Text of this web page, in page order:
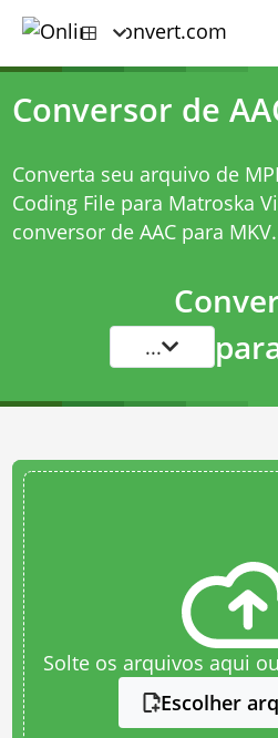
Conversor de
Converta seu arquivo de
Coding File para Matroska
conversor de AAC para MKV.
...
Solte os arquivos aqui
Escolher